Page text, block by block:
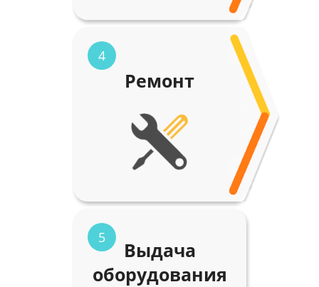
4
Ремонт
5
Выдача
оборудования